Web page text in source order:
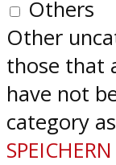
Others
Other
those that
have not
category